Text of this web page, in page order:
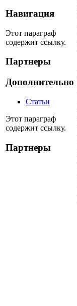
Навигация
Этот параграф
содержит ссылку.
Партнеры
Дополнительно
Статьи
Этот параграф
содержит ссылку.
Партнеры